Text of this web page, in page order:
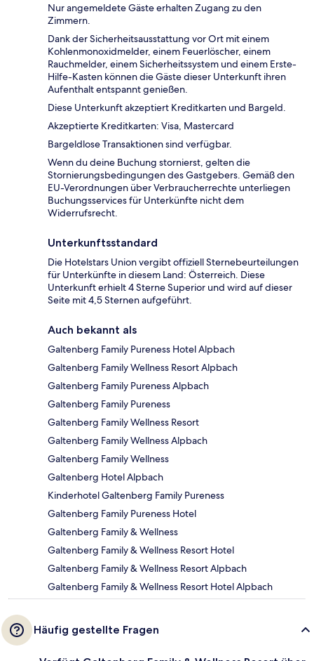
Nur angemeldete Gäste erhalten Zugang zu den
Zimmern.
Dank der Sicherheitsausstattung vor Ort mit einem
Kohlenmonoxidmelder, einem Feuerlöscher, einem
Rauchmelder, einem Sicherheitssystem und einem Erste-
Hilfe-Kasten können die Gäste dieser Unterkunft ihren
Aufenthalt entspannt genießen.
Diese Unterkunft akzeptiert Kreditkarten und Bargeld.
Akzeptierte Kreditkarten: Visa, Mastercard
Bargeldlose Transaktionen sind verfügbar.
Wenn du deine Buchung stornierst, gelten die
Stornierungsbedingungen des Gastgebers. Gemäß den
EU-Verordnungen über Verbraucherrechte unterliegen
Buchungsservices für Unterkünfte nicht dem
Widerrufsrecht.
Unterkunftsstandard
Die Hotelstars Union vergibt offiziell Sternebeurteilungen
für Unterkünfte in diesem Land: Österreich. Diese
Unterkunft erhielt 4 Sterne Superior und wird auf dieser
Seite mit 4,5 Sternen aufgeführt.
Auch bekannt als
Galtenberg Family Pureness Hotel Alpbach
Galtenberg Family Wellness Resort Alpbach
Galtenberg Family Pureness Alpbach
Galtenberg Family Pureness
Galtenberg Family Wellness Resort
Galtenberg Family Wellness Alpbach
Galtenberg Family Wellness
Galtenberg Hotel Alpbach
Kinderhotel Galtenberg Family Pureness
Galtenberg Family Pureness Hotel
Galtenberg Family & Wellness
Galtenberg Family & Wellness Resort Hotel
Galtenberg Family & Wellness Resort Alpbach
Galtenberg Family & Wellness Resort Hotel Alpbach
Häufig gestellte Fragen